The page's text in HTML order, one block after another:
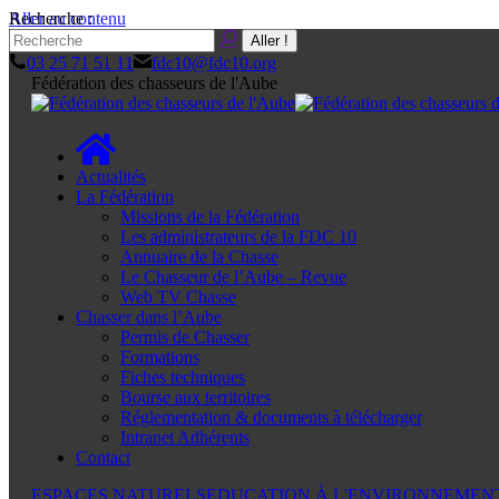
Aller au contenu
Recherche :
03 25 71 51 11
fdc10@fdc10.org
Fédération des chasseurs de l'Aube
Actualités
La Fédération
Missions de la Fédération
Les administrateurs de la FDC 10
Annuaire de la Chasse
Le Chasseur de l’Aube – Revue
Web TV Chasse
Chasser dans l’Aube
Permis de Chasser
Formations
Fiches techniques
Bourse aux territoires
Réglementation & documents à télécharger
Intranet Adhérents
Contact
ESPACES NATURELSEDUCATION À